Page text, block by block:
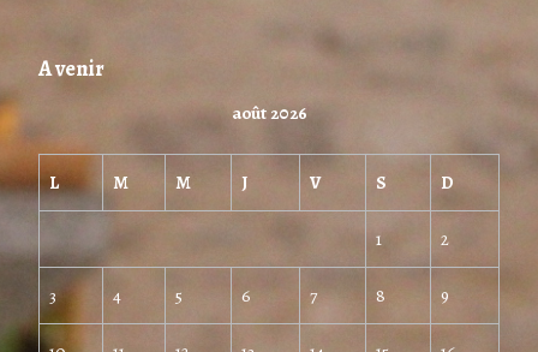
A venir
août 2026
L M M J V S D
1 2
3 4 5 6 7 8 9